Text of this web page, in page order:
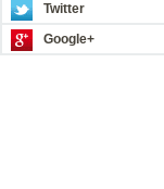
Twitter
Google+